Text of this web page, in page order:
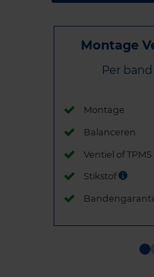
Montage
Per band
Montage
Balanceren
Ventiel of TPMS
Stikstof